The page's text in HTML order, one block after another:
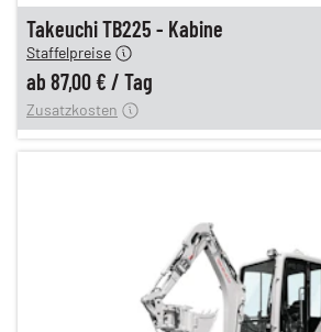
Takeuchi TB225 - Kabine
Staffelpreise
ab 87,00 € / Tag
12,00 €
Zusatzkosten